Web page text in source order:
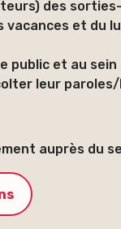
des
et du
public et au
leur
auprès du